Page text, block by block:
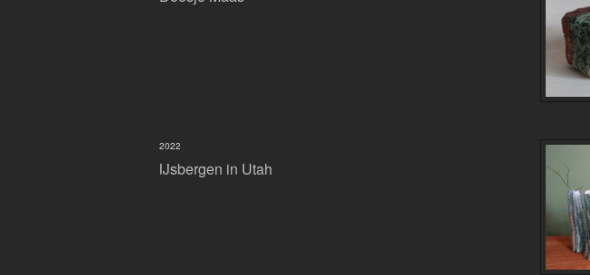
IJsbergen in Utah
2022